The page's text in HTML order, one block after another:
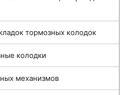
тормозных колодок
колодки
механизмов